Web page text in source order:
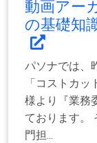
動画アー
の基礎知
パソナでは、
「コストカ
様より『業務
ております。
門担...